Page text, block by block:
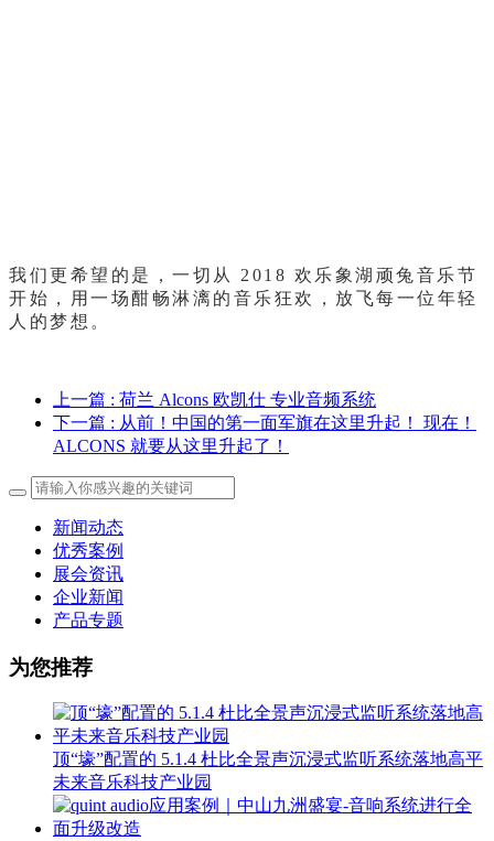
我们更希望的是，一切从 2018 欢乐象湖顽兔音乐节
开始，用一场酣畅淋漓的音乐狂欢，放飞每一位年轻
人的梦想。
上一篇 : 荷兰 Alcons 欧凯仕 专业音频系统
下一篇 : 从前！中国的第一面军旗在这里升起！ 现在！
ALCONS 就要从这里升起了！
新闻动态
优秀案例
展会资讯
企业新闻
产品专题
为您推荐
顶“壕”配置的 5.1.4 杜比全景声沉浸式监听系统落地高平
未来音乐科技产业园